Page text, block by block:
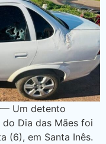
— Um detento
Dia das Mães foi
(6), em Santa Inês.